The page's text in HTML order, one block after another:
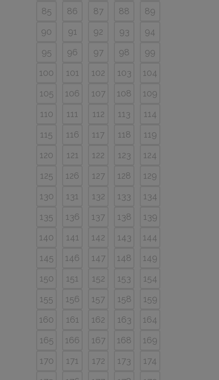
85
86 87 88
89
90
91 92 93
94
95
96 97 98
99
100
101 102 103
104
105
106 107 108
109
110
111 112 113
114
115
116 117 118
119
120
121 122 123
124
125
126 127 128
129
130
131 132 133
134
135
136 137 138
139
140
141 142 143
144
145
146 147 148
149
150
151 152 153
154
155
156 157 158
159
160
161 162 163
164
165
166 167 168
169
170
171 172 173
174